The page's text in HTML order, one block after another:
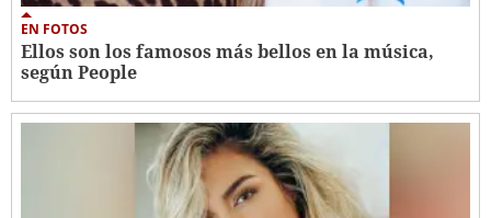
EN FOTOS
Ellos son los famosos más bellos en la música,
según People